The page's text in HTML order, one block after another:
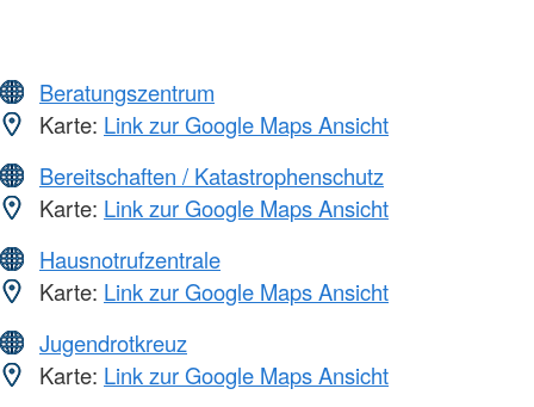
Beratungszentrum
Karte: Link zur Google Maps Ansicht
Bereitschaften / Katastrophenschutz
Karte: Link zur Google Maps Ansicht
Hausnotrufzentrale
Karte: Link zur Google Maps Ansicht
Jugendrotkreuz
Karte: Link zur Google Maps Ansicht